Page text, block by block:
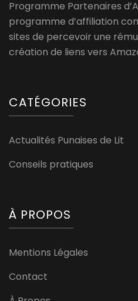
Programme Partenaires
programme d’affiliation
sites de percevoir une
création de liens vers
CATÉGORIES
Actualités Punaises de Lit
Conseils pratiques
À PROPOS
Mentions Légales
Contact